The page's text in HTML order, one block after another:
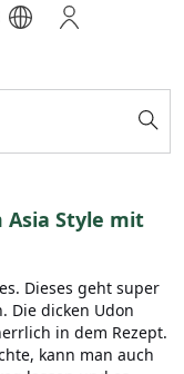
Asia Style mit
Dieses geht super
Die dicken Udon
in dem Rezept.
kann man auch